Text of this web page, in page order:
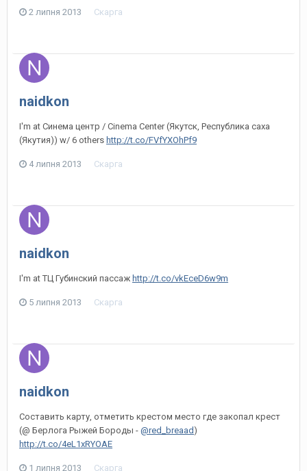
2 липня 2013 Скарга
naidkon
I'm at Синема центр / Cinema Center (Якутск, Республика саха
(Якутия)) w/ 6 others http://t.co/FVfYXOhPf9
4 липня 2013 Скарга
naidkon
I'm at ТЦ Губинский пассаж http://t.co/vkEceD6w9m
5 липня 2013 Скарга
naidkon
Составить карту, отметить крестом место где закопал крест
(@ Берлога Рыжей Бороды - @red_breaad)
http://t.co/4eL1xRYOAE
1 липня 2013 Скарга